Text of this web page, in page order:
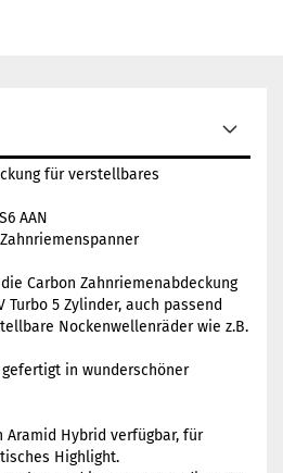
für verstellbares
AAN
Carbon Zahnriemenabdeckung
Turbo 5 Zylinder, auch passend
Nockenwellenräder wie z.B.
in wunderschöner
Aramid Hybrid verfügbar, für
Highlight.